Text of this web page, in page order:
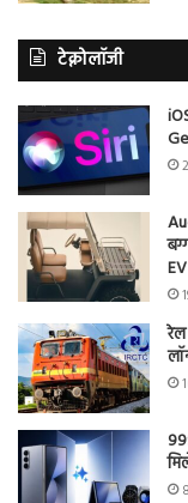
टेक्नोलॉजी
EV